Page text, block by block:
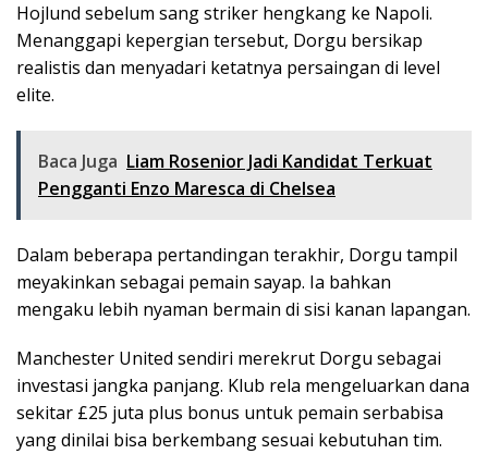
Hojlund sebelum sang striker hengkang ke Napoli.
Menanggapi kepergian tersebut, Dorgu bersikap
realistis dan menyadari ketatnya persaingan di level
elite.
Baca Juga Liam Rosenior Jadi Kandidat Terkuat
Pengganti Enzo Maresca di Chelsea
Dalam beberapa pertandingan terakhir, Dorgu tampil
meyakinkan sebagai pemain sayap. Ia bahkan
mengaku lebih nyaman bermain di sisi kanan lapangan.
Manchester United sendiri merekrut Dorgu sebagai
investasi jangka panjang. Klub rela mengeluarkan dana
sekitar £25 juta plus bonus untuk pemain serbabisa
yang dinilai bisa berkembang sesuai kebutuhan tim.